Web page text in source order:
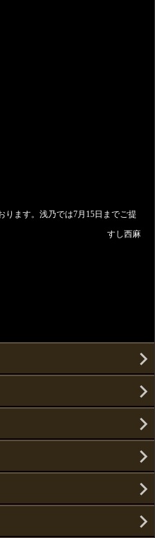
ます。浅乃では7月15日までご提
し西麻